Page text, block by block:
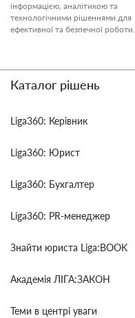
інформацією, аналітикою та
технологічними рішеннями для
ефективної та безпечної роботи.
Каталог рішень
Liga360: Керівник
Liga360: Юрист
Liga360: Бухгалтер
Liga360: PR-менеджер
Знайти юриста Liga:BOOK
Академія ЛІГА:ЗАКОН
Теми в центрі уваги